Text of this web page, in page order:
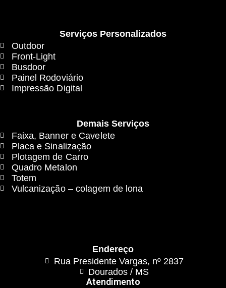
Serviços Personalizados
Outdoor
Front-Light
Busdoor
Painel Rodoviário
Impressão Digital
Demais Serviços
Faixa, Banner e Cavelete
Placa e Sinalização
Plotagem de Carro
Quadro Metalon
Totem
Vulcanização – colagem de lona
Endereço
Rua Presidente Vargas, nº 2837
Dourados / MS
Atendimento